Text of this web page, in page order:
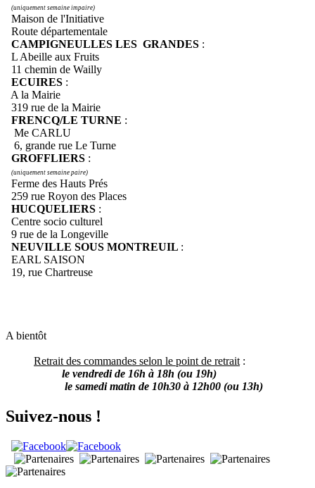
(uniquement semaine impaire)
Maison de l'Initiative
Route départementale
CAMPIGNEULLES LES GRANDES :
L Abeille aux Fruits
11 chemin de Wailly
ECUIRES :
A la Mairie
319 rue de la Mairie
FRENCQ/LE TURNE :
Me CARLU
6, grande rue Le Turne
GROFFLIERS :
(uniquement semaine paire)
Ferme des Hauts Prés
259 rue Royon des Places
HUCQUELIERS :
Centre socio culturel
9 rue de la Longeville
NEUVILLE SOUS MONTREUIL :
EARL SAISON
19, rue Chartreuse
A bientôt
Retrait des commandes selon le point de retrait :
le vendredi de 16h à 18h (ou 19h)
le samedi matin de 10h30 à 12h00 (ou 13h)
Suivez-nous !